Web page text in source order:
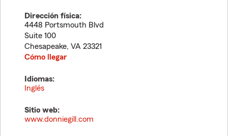
Dirección física:
4448 Portsmouth Blvd
Suite 100
Chesapeake, VA 23321
Cómo llegar
Idiomas:
Inglés
Sitio web:
www.donniegill.com